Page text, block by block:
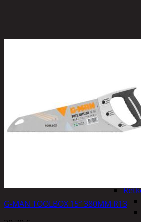
G-MAN TOOLBOX 15″ 380MM R13